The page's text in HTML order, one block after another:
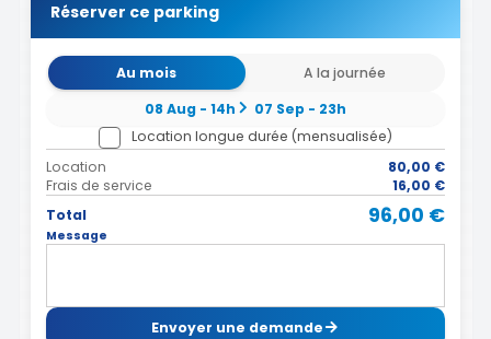
Réserver ce parking
Au mois
A la journée
08 Aug - 14h
07 Sep - 23h
Location longue durée (mensualisée)
Location
80,00 €
Frais de service
16,00 €
Total
96,00 €
Message
Envoyer une demande